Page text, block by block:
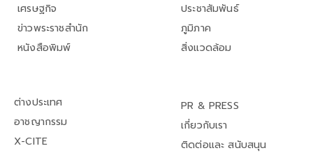
เศรษฐกิจ
ข่าวพระราชสำนัก
หนังสือพิมพ์
ประชาสัมพันธ์
ภูมิภาค
สิ่งแวดล้อม
ต่างประเทศ
อาชญากรรม
X-CITE
PR & PRESS
เกี่ยวกับเรา
ติดต่อและ สนับสนุน